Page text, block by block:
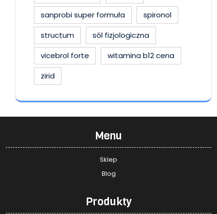
sanprobi super formuła
spironol
structum
sól fizjologiczna
vicebrol forte
witamina b12 cena
zirid
Menu
Sklep
Blog
Produkty